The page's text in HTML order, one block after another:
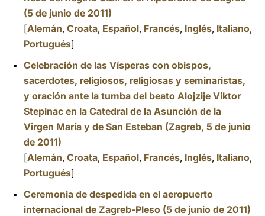
(5 de junio de 2011)
[Alemán, Croata, Español, Francés, Inglés, Italiano,
Portugués]
Celebración de las Vísperas con obispos,
sacerdotes, religiosos, religiosas y seminaristas,
y oración ante la tumba del beato Alojzije Viktor
Stepinac en la Catedral de la Asunción de la
Virgen María y de San Esteban (Zagreb, 5 de junio
de 2011)
[Alemán, Croata, Español, Francés, Inglés, Italiano,
Portugués]
Ceremonia de despedida en el aeropuerto
internacional de Zagreb-Pleso (5 de junio de 2011)